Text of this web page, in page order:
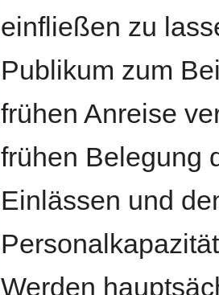
einfließen zu
Publikum zum
frühen Anreise
frühen Belegung
Einlässen und
Werden